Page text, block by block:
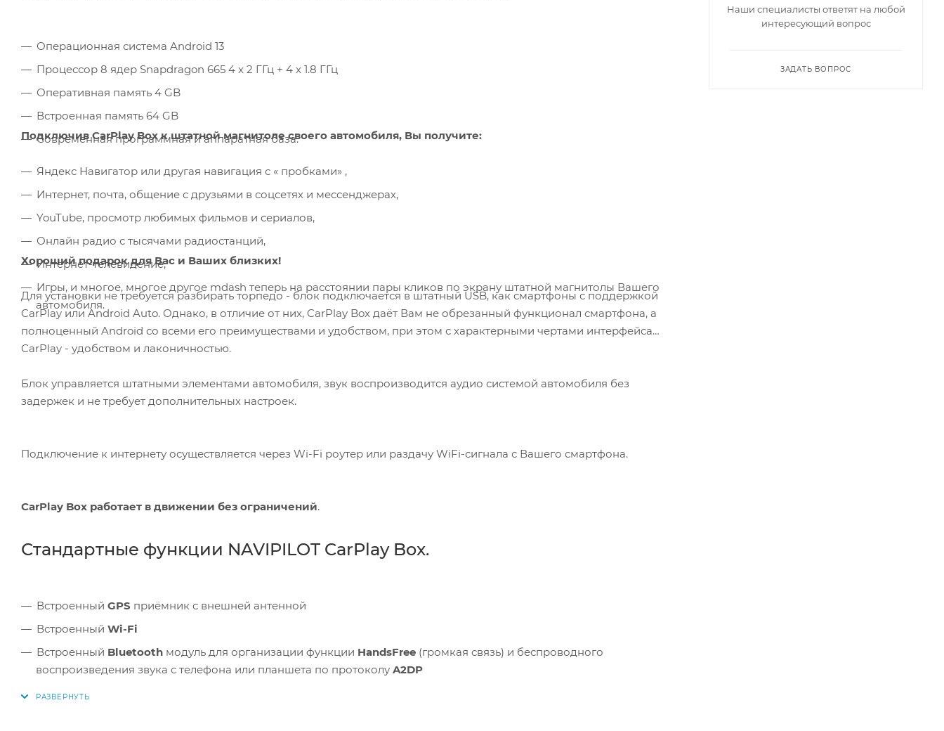
Операционная система Android 13
Процессор 8 ядер Snapdragon 665 4 x 2 ГГц + 4 x 1.8 ГГц
Оперативная память 4 GB
Встроенная память 64 GB
Современная программная и аппаратная база.
Подключив CarPlay Box к штатной магнитоле своего автомобиля, Вы получите:
Яндекс Навигатор или другая навигация с « пробками» ,
Интернет, почта, общение с друзьями в соцсетях и мессенджерах,
YouTube, просмотр любимых фильмов и сериалов,
Онлайн радио с тысячами радиостанций,
Интернет-телевидение,
Игры, и многое, многое другое mdash теперь на расстоянии пары кликов по экрану штатной магнитолы Вашего
автомобиля.
Хороший подарок для Вас и Ваших близких!
Для установки не требуется разбирать торпедо - блок подключается в штатный USB, как смартфоны с поддержкой
CarPlay или Android Auto. Однако, в отличие от них, CarPlay Box даёт Вам не обрезанный функционал смартфона, а
полноценный Android со всеми его преимуществами и удобством, при этом с характерными чертами интерфейса
CarPlay - удобством и лаконичностью.
Блок управляется штатными элементами автомобиля, звук воспроизводится аудио системой автомобиля без
задержек и не требует дополнительных настроек.
Подключение к интернету осуществляется через Wi-Fi роутер или раздачу WiFi-сигнала с Вашего смартфона.
CarPlay Box работает в движении без ограничений.
Стандартные функции NAVIPILOT CarPlay Box.
Встроенный GPS приёмник с внешней антенной
Встроенный Wi-Fi
Встроенный Bluetooth модуль для организации функции HandsFree (громкая связь) и беспроводного
воспроизведения звука с телефона или планшета по протоколу A2DP
Различные приложения из магазина
Наши специалисты ответят на любой
интересующий вопрос
ЗАДАТЬ ВОПРОС